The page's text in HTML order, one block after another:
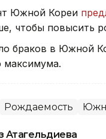
Южной Кореи
чтобы повысить
браков в Южной
максимума.
Рождаемость
Атагельдиева